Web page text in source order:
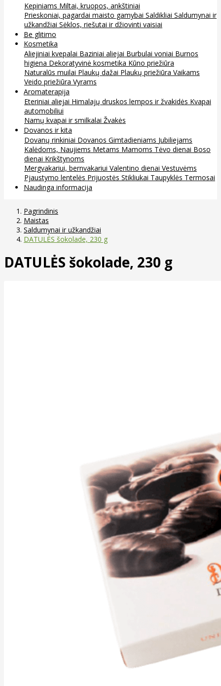
Kepiniams Miltai, kruopos, ankštiniai
Prieskoniai, pagardai maisto gamybai Saldikliai Saldumynai ir
užkandžiai Sėklos, riešutai ir džiovinti vaisiai
Be glitimo
Kosmetika
Aliejiniai kvepalai Baziniai aliejai Burbulai voniai Burnos
higiena Dekoratyvinė kosmetika Kūno priežiūra
Naturalūs muilai Plaukų dažai Plaukų priežiūra Vaikams
Veido priežiūra Vyrams
Aromaterapija
Eteriniai aliejai Himalajų druskos lempos ir žvakidės Kvapai
automobiliui
Namų kvapai ir smilkalai Žvakės
Dovanos ir kita
Dovanų rinkiniai Dovanos Gimtadieniams Jubiliejams
Kalėdoms, Naujiems Metams Mamoms Tėvo dienai Boso
dienai Krikštynoms
Mergvakariui, bernvakariui Valentino dienai Vestuvėms
Pjaustymo lentelės Prijuostės Stikliukai Taupyklės Termosai
Naudinga informacija
Pagrindinis
Maistas
Saldumynai ir užkandžiai
DATULĖS šokolade, 230 g
DATULĖS šokolade, 230 g